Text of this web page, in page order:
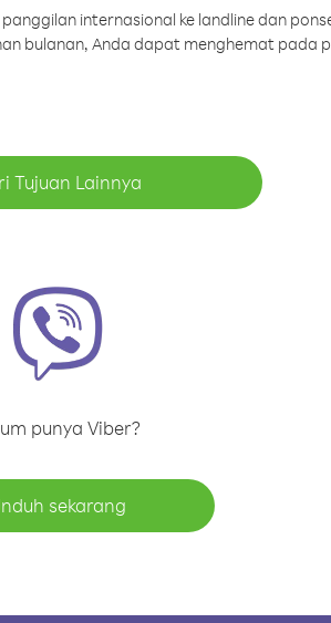
internasional ke landline dan
bulanan, Anda dapat menghemat pada
Tujuan Lainnya
punya Viber?
sekarang